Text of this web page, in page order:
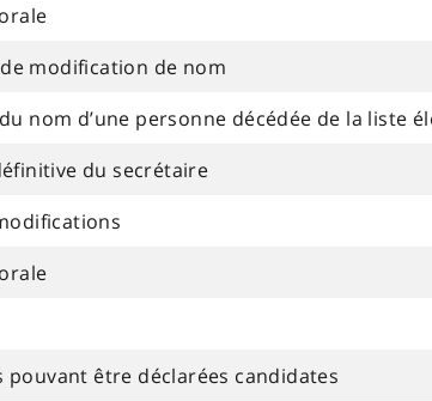
modification de nom
nom d’une personne décédée de la liste
du secrétaire
pouvant être déclarées candidates